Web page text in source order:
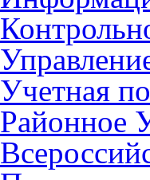
Учетная
Районное